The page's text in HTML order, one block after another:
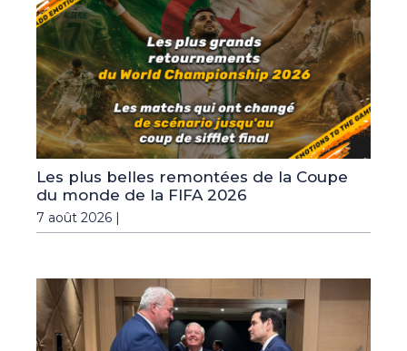
Les plus belles remontées de la Coupe
du monde de la FIFA 2026
7 août 2026 |